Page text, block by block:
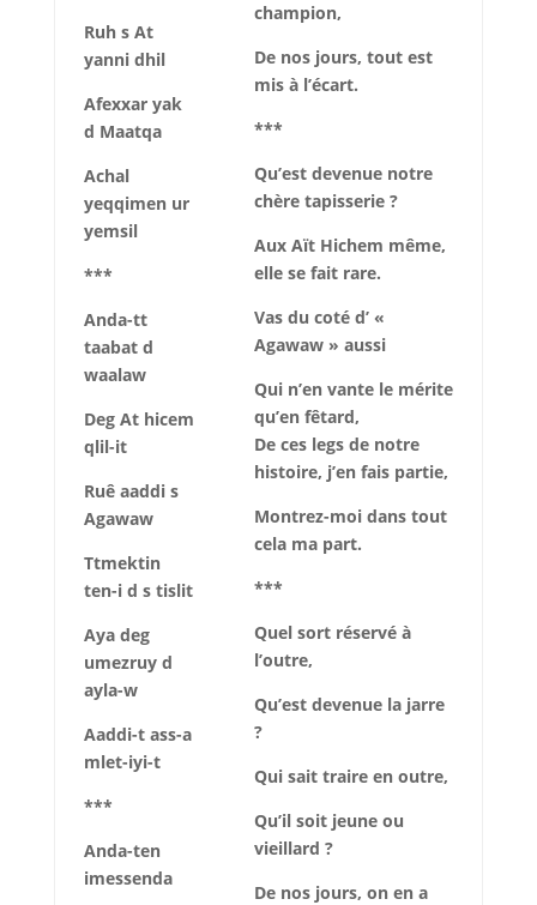
Ruh s At
yanni dhil
Afexxar yak
d Maatqa
Achal
yeqqimen ur
yemsil
***
Anda-tt
taabat d
waalaw
Deg At hicem
qlil-it
Ruê aaddi s
Agawaw
Ttmektin
ten-i d s tislit
Aya deg
umezruy d
ayla-w
Aaddi-t ass-a
mlet-iyi-t
***
Anda-ten
imessenda
champion,
De nos jours, tout est
mis à l’écart.
***
Qu’est devenue notre
chère tapisserie ?
Aux Aït Hichem même,
elle se fait rare.
Vas du coté d’ «
Agawaw » aussi
Qui n’en vante le mérite
qu’en fêtard,
De ces legs de notre
histoire, j’en fais partie,
Montrez-moi dans tout
cela ma part.
***
Quel sort réservé à
l’outre,
Qu’est devenue la jarre
?
Qui sait traire en outre,
Qu’il soit jeune ou
vieillard ?
De nos jours, on en a